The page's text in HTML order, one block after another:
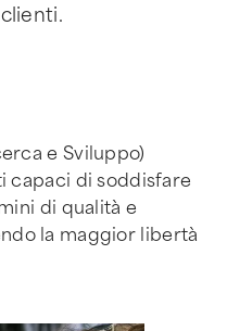
e Sviluppo)
capaci di soddisfare
di qualità e
la maggior libertà